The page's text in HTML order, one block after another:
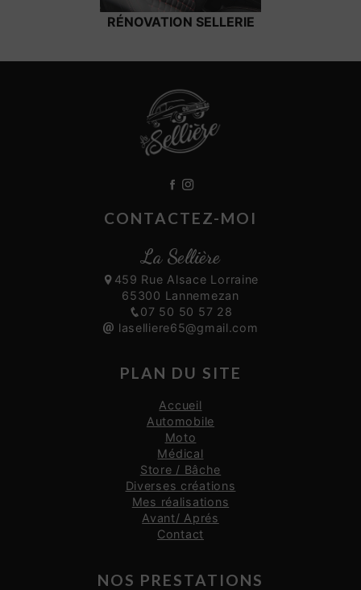
RÉNOVATION SELLERIE
CONTACTEZ-MOI
La Sellière
459 Rue Alsace Lorraine
65300 Lannemezan
07 50 50 57 28
laselliere65@gmail.com
PLAN DU SITE
Accueil
Automobile
Moto
Médical
Store / Bâche
Diverses créations
Mes réalisations
Avant/ Aprés
Contact
NOS PRESTATIONS